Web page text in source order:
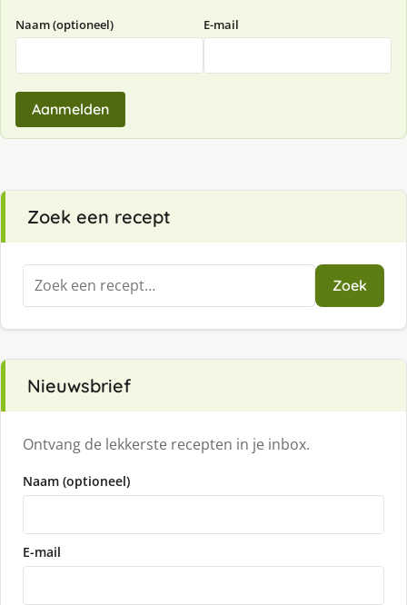
Naam (optioneel) E-mail
Aanmelden
Zoek een recept
Zoeken
naar:
Zoek
Nieuwsbrief
Ontvang de lekkerste recepten in je inbox.
Naam (optioneel)
E-mail